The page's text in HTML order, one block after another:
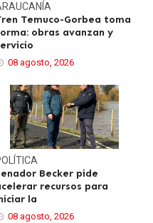
Temuco-Gorbea toma
obras avanzan y
08 agosto, 2026
Becker pide
recursos para
la
08 agosto, 2026